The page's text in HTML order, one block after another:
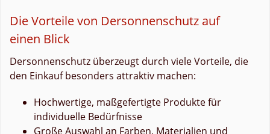
Die Vorteile von Dersonnenschutz auf
einen Blick
Dersonnenschutz überzeugt durch viele Vorteile, die
den Einkauf besonders attraktiv machen:
Hochwertige, maßgefertigte Produkte für
individuelle Bedürfnisse
Große Auswahl an Farben, Materialien und